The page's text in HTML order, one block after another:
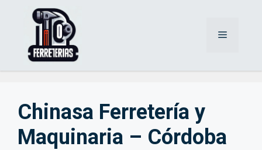
Menú
Chinasa Ferretería y
Maquinaria – Córdoba